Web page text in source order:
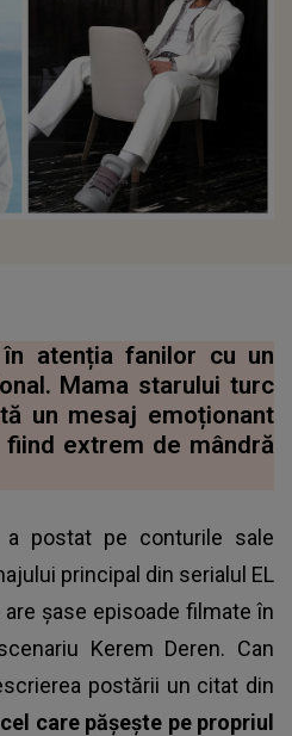
în atenția fanilor cu un
Mama starului turc
un mesaj emoționant
extrem de mândră
a postat pe conturile sale
principal din serialul EL
are șase episoade filmate în
Kerem Deren. Can
postării un citat din
care pășește pe propriul